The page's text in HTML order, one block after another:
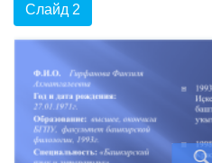
Слайд 2